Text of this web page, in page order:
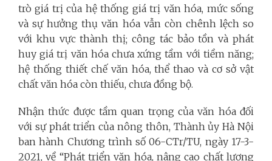
trò giá trị của hệ thống giá trị văn hóa, mức sống
và sự hưởng thụ văn hóa vẫn còn chênh lệch so
với khu vực thành thị; công tác bảo tồn và phát
huy giá trị văn hóa chưa xứng tầm với tiềm năng;
hệ thống thiết chế văn hóa, thể thao và cơ sở vật
chất văn hóa còn thiếu, chưa đồng bộ.
Nhận thức được tầm quan trọng của văn hóa đối
với sự phát triển của nông thôn, Thành ủy Hà Nội
ban hành Chương trình số 06-CTr/TU, ngày 17-3-
2021, về “Phát triển văn hóa, nâng cao chất lượng